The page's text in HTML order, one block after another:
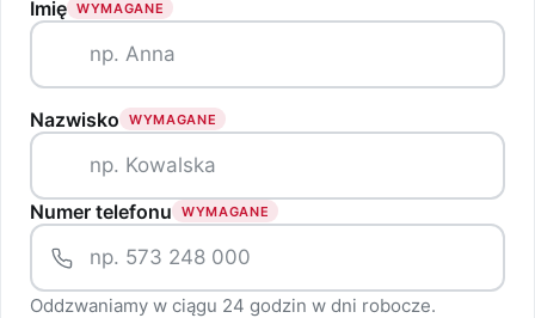
Imię WYMAGANE
Nazwisko WYMAGANE
Numer telefonu WYMAGANE
Oddzwaniamy w ciągu 24 godzin w dni robocze.